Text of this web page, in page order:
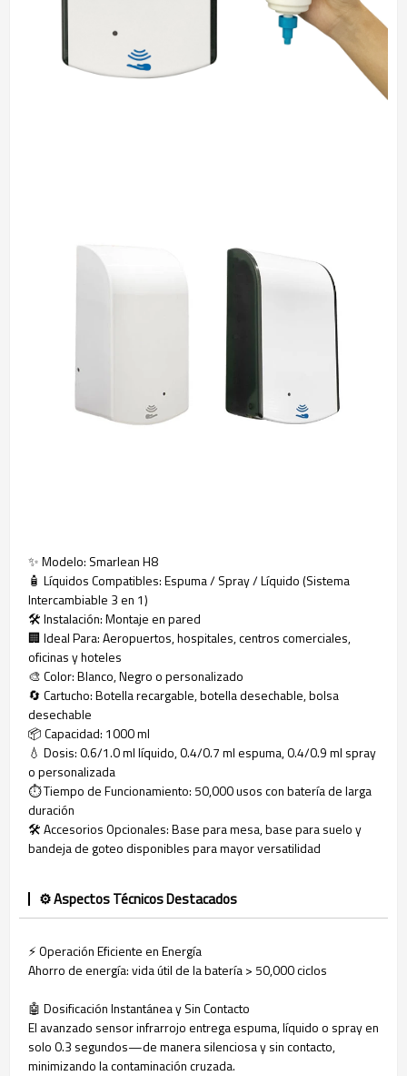
✨ Modelo: Smarlean H8
🧴 Líquidos Compatibles: Espuma / Spray / Líquido (Sistema
Intercambiable 3 en 1)
🛠️ Instalación: Montaje en pared
🏢 Ideal Para: Aeropuertos, hospitales, centros comerciales,
oficinas y hoteles
🎨 Color: Blanco, Negro o personalizado
🔄 Cartucho: Botella recargable, botella desechable, bolsa
desechable
📦 Capacidad: 1000 ml
💧 Dosis: 0.6/1.0 ml líquido, 0.4/0.7 ml espuma, 0.4/0.9 ml spray
o personalizada
⏱️ Tiempo de Funcionamiento: 50,000 usos con batería de larga
duración
🛠️ Accesorios Opcionales: Base para mesa, base para suelo y
bandeja de goteo disponibles para mayor versatilidad
⚙️ Aspectos Técnicos Destacados
⚡ Operación Eficiente en Energía
Ahorro de energía: vida útil de la batería > 50,000 ciclos
🤖 Dosificación Instantánea y Sin Contacto
El avanzado sensor infrarrojo entrega espuma, líquido o spray en
solo 0.3 segundos—de manera silenciosa y sin contacto,
minimizando la contaminación cruzada.